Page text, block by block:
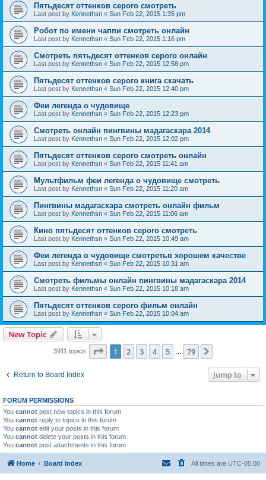
Пятьдесят оттенков серого смотреть
Last post by Kennethsn « Sun Feb 22, 2015 1:35 pm
Робот по имени чаппи смотреть онлайн
Last post by Kennethsn « Sun Feb 22, 2015 1:16 pm
Смотреть пятьдесят оттенков серого онлайн
Last post by Kennethsn « Sun Feb 22, 2015 12:58 pm
Пятьдесят оттенков серого книга скачать
Last post by Kennethsn « Sun Feb 22, 2015 12:40 pm
Феи легенда о чудовище
Last post by Kennethsn « Sun Feb 22, 2015 12:23 pm
Смотреть онлайн пингвины мадагаскара 2014
Last post by Kennethsn « Sun Feb 22, 2015 12:02 pm
Пятьдесят оттенков серого смотреть онлайн
Last post by Kennethsn « Sun Feb 22, 2015 11:41 am
Мультфильм феи легенда о чудовище смотреть
Last post by Kennethsn « Sun Feb 22, 2015 11:20 am
Пингвины мадагаскара смотреть онлайн фильм
Last post by Kennethsn « Sun Feb 22, 2015 11:06 am
Кино пятьдесят оттенков серого смотреть
Last post by Kennethsn « Sun Feb 22, 2015 10:49 am
Феи легенда о чудовище смотретьв хорошем качестве
Last post by Kennethsn « Sun Feb 22, 2015 10:31 am
Смотреть фильмы онлайн пингвины мадагаскара 2014
Last post by Kennethsn « Sun Feb 22, 2015 10:18 am
Пятьдесят оттенков серого фильм онлайн
Last post by Kennethsn « Sun Feb 22, 2015 10:04 am
New Topic
3911 topics Page 1of 79
1 2 3 4 5 79
Return to Board Index Jump to
FORUM PERMISSIONS
You cannot post new topics in this forum
You cannot reply to topics in this forum
You cannot edit your posts in this forum
You cannot delete your posts in this forum
You cannot post attachments in this forum
Home Board index All times are UTC-05:00